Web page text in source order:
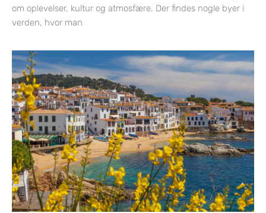
om oplevelser, kultur og atmosfære. Der findes nogle byer i
verden, hvor man